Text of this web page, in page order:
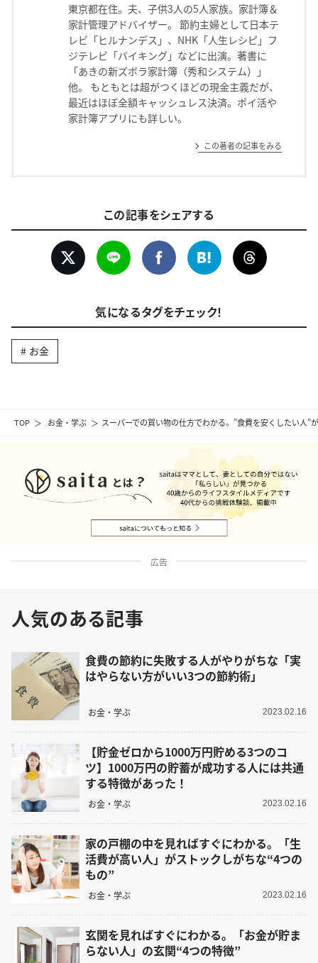
TOP お金・学ぶ スーパーでの買い物の仕方でわかる。”食費を安くしたい人”
東京都在住。夫、子供3人の5人家族。家計簿＆
家計管理アドバイザー。 節約主婦として日本テ
レビ「ヒルナンデス」、NHK「人生レシピ」フ
ジテレビ「バイキング」などに出演。著書に
「あきの新ズボラ家計簿（秀和システム）」
他。 もともとは超がつくほどの現金主義だが、
最近はほぼ全額キャッシュレス決済。ポイ活や
家計簿アプリにも詳しい。
この著者の記事をみる
この記事をシェアする
気になるタグをチェック！
お金
広告
人気のある記事
食費の節約に失敗する人がやりがちな「実
はやらない方がいい3つの節約術」
お金・学ぶ 2023.02.16
【貯金ゼロから1000万円貯める3つのコ
ツ】1000万円の貯蓄が成功する人には共通
する特徴があった！
お金・学ぶ 2023.02.16
家の戸棚の中を見ればすぐにわかる。「生
活費が高い人」がストックしがちな“4つの
もの”
お金・学ぶ 2023.02.16
玄関を見ればすぐにわかる。「お金が貯ま
らない人」の玄関“4つの特徴”